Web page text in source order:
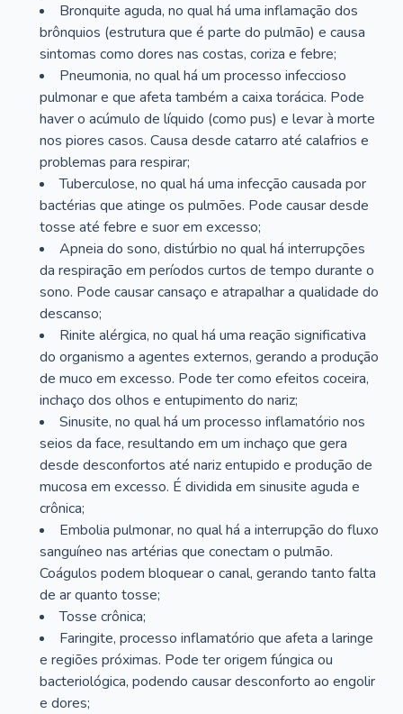
Bronquite aguda, no qual há uma inflamação dos
brônquios (estrutura que é parte do pulmão) e causa
sintomas como dores nas costas, coriza e febre;
Pneumonia, no qual há um processo infeccioso
pulmonar e que afeta também a caixa torácica. Pode
haver o acúmulo de líquido (como pus) e levar à morte
nos piores casos. Causa desde catarro até calafrios e
problemas para respirar;
Tuberculose, no qual há uma infecção causada por
bactérias que atinge os pulmões. Pode causar desde
tosse até febre e suor em excesso;
Apneia do sono, distúrbio no qual há interrupções
da respiração em períodos curtos de tempo durante o
sono. Pode causar cansaço e atrapalhar a qualidade do
descanso;
Rinite alérgica, no qual há uma reação significativa
do organismo a agentes externos, gerando a produção
de muco em excesso. Pode ter como efeitos coceira,
inchaço dos olhos e entupimento do nariz;
Sinusite, no qual há um processo inflamatório nos
seios da face, resultando em um inchaço que gera
desde desconfortos até nariz entupido e produção de
mucosa em excesso. É dividida em sinusite aguda e
crônica;
Embolia pulmonar, no qual há a interrupção do fluxo
sanguíneo nas artérias que conectam o pulmão.
Coágulos podem bloquear o canal, gerando tanto falta
de ar quanto tosse;
Tosse crônica;
Faringite, processo inflamatório que afeta a laringe
e regiões próximas. Pode ter origem fúngica ou
bacteriológica, podendo causar desconforto ao engolir
e dores;